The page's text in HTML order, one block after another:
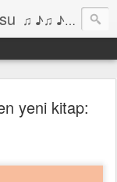
♫ ♪♫ ♪ ♫ ♪♫ ♪•♫♪ 2006'dan bu yana Film, Dizi, Müzik ve Kitaplar üzerine Yazılar Diyarı...
yeni kitap: